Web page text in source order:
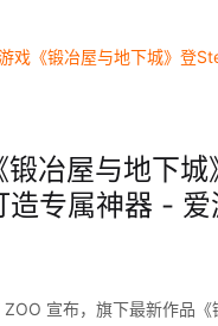
冶屋与地下城
专属神器 - 爱
宣布，旗下最新作品《